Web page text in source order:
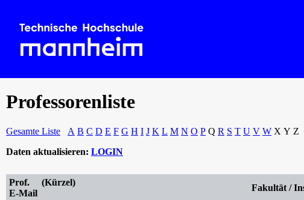
Professorenliste
Gesamte Liste A B C D E F G H I J K L M N O P Q R S T U V W X Y Z
Daten aktualisieren: LOGIN
Prof. (Kürzel)
E-Mail
Fakultät /